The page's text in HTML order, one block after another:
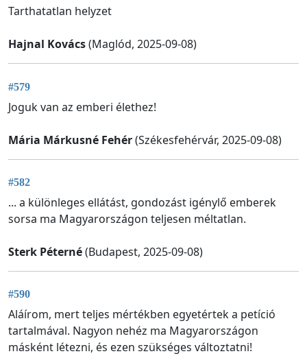
Tarthatatlan helyzet
Hajnal Kovács(Maglód, 2025-09-08)
#579
Joguk van az emberi élethez!
Mária Márkusné Fehér(Székesfehérvár, 2025-09-08)
#582
... a különleges ellátást, gondozást igénylő emberek
sorsa ma Magyarországon teljesen méltatlan.
Sterk Péterné(Budapest, 2025-09-08)
#590
Aláírom, mert teljes mértékben egyetértek a petíció
tartalmával. Nagyon nehéz ma Magyarországon
másként létezni, és ezen szükséges változtatni!